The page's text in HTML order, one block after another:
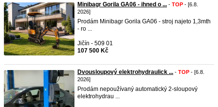
Minibagr Gorila GA06 - ihned o ... - TOP - [6.8.
2026]
Prodám Minibagr Gorila GA06 - stroj najeto 1,3mth
- ro ...
Jičín - 509 01
107 500 Kč
Dvousloupový elektrohydraulick ... - TOP - [6.8.
2026]
Prodám nepoužívaný automatický 2-sloupový
elektrohydrau ...